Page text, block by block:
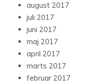
august 2017
juli 2017
juni 2017
maj 2017
april 2017
marts 2017
februar 2017